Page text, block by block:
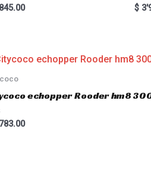
5.00
$
echopper Rooder hm8